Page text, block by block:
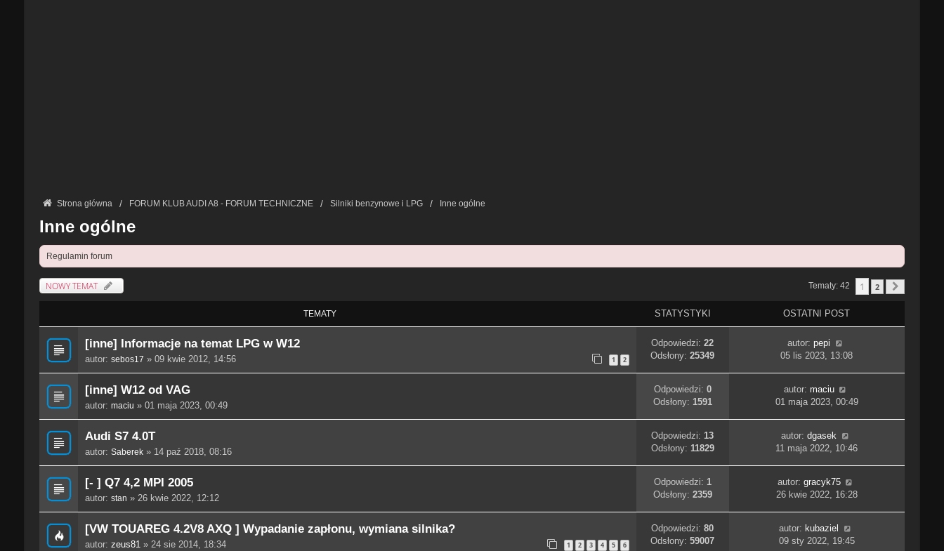
Strona główna FORUM KLUB AUDI A8 - FORUM TECHNICZNE Silniki benzynowe i LPG Inne ogólne
Inne ogólne
Regulamin forum
NOWY TEMAT Tematy: 42 1 2
TEMATY STATYSTYKI OSTATNI POST
[inne] Informacje na temat LPG w W12
autor: sebos17 » 09 kwie 2012, 14:56 1 2
Odpowiedzi:22
Odsłony:25349
autor:pepi
05 lis 2023, 13:08
[inne] W12 od VAG
autor: maciu » 01 maja 2023, 00:49
Odpowiedzi: 0
Odsłony: 1591
autor: maciu
01 maja 2023, 00:49
Audi S7 4.0T
autor: Saberek» 14 paź 2018, 08:16
Odpowiedzi:13
Odsłony: 11829
autor:dgasek
11 maja 2022, 10:46
[- ] Q7 4,2 MPI 2005
autor: stan » 26 kwie 2022, 12:12
Odpowiedzi: 1
Odsłony: 2359
autor: gracyk75
26 kwie 2022, 16:28
[VW TOUAREG 4.2V8 AXQ ] Wypadanie zapłonu, wymiana silnika?
autor: zeus81» 24 sie 2014, 18:34 1 2 3 4 5 6
Odpowiedzi:80
Odsłony:59007
autor: kubaziel
09 sty 2022, 19:45